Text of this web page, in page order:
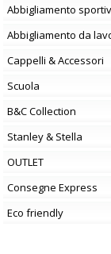
Abbigliamento
Abbigliamento da
Cappelli & Accessori
Scuola
B&C Collection
Stanley & Stella
OUTLET
Consegne Express
Eco friendly